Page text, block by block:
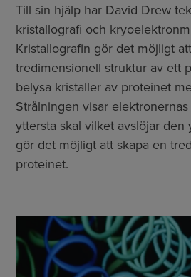
Till sin hjälp har David Drew
kristallografi och
Kristallografin gör det möjligt
tredimensionell struktur av ett
belysa kristaller av proteinet
Strålningen visar
yttersta skal vilket avslöjar
gör det möjligt att skapa en
proteinet.